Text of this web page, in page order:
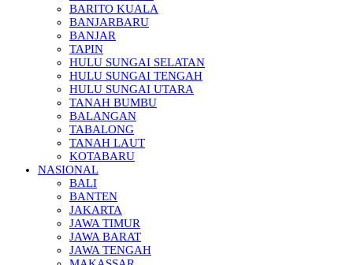
BARITO KUALA
BANJARBARU
BANJAR
TAPIN
HULU SUNGAI SELATAN
HULU SUNGAI TENGAH
HULU SUNGAI UTARA
TANAH BUMBU
BALANGAN
TABALONG
TANAH LAUT
KOTABARU
NASIONAL
BALI
BANTEN
JAKARTA
JAWA TIMUR
JAWA BARAT
JAWA TENGAH